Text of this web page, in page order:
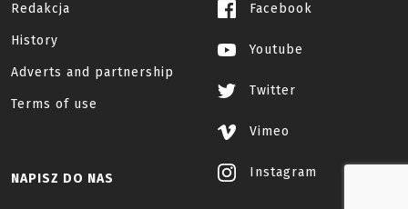
Redakcja
History
Adverts and partnership
Terms of use
Facebook
Youtube
Twitter
Vimeo
Instagram
NAPISZ DO NAS